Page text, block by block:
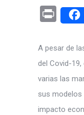
Pr
in
t
A pesar de
del Covid-
varias las
sus modelos
impacto